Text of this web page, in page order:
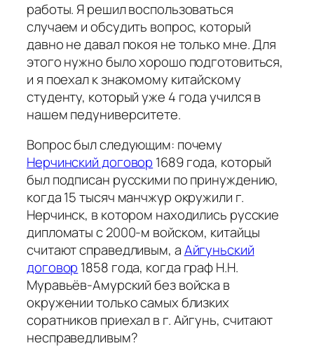
работы. Я решил воспользоваться
случаем и обсудить вопрос, который
давно не давал покоя не только мне. Для
этого нужно было хорошо подготовиться,
и я поехал к знакомому китайскому
студенту, который уже 4 года учился в
нашем педуниверситете.
Вопрос был следующим: почему
Нерчинский договор 1689 года, который
был подписан русскими по принуждению,
когда 15 тысяч манчжур окружили г.
Нерчинск, в котором находились русские
дипломаты с 2000-м войском, китайцы
считают справедливым, аАйгуньский
договор 1858 года, когда граф Н.Н.
Муравьёв-Амурский без войска в
окружении только самых близких
соратников приехал в г. Айгунь, считают
несправедливым?